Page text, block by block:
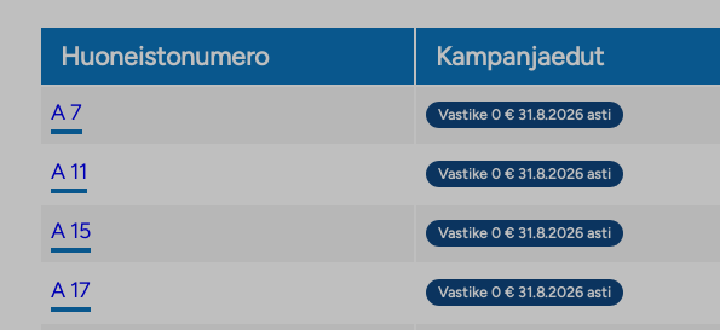
Huoneistonumero Kampanjaedut
A 7 Vastike 0 € 31.8.2026 asti
A 11 Vastike 0 € 31.8.2026 asti
A 15 Vastike 0 € 31.8.2026 asti
A 17 Vastike 0 € 31.8.2026 asti